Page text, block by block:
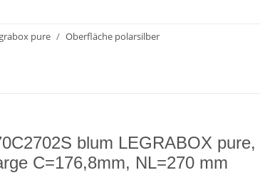
pure
Oberfläche polarsilber
blum LEGRABOX
C=176,8mm, NL=270 mm